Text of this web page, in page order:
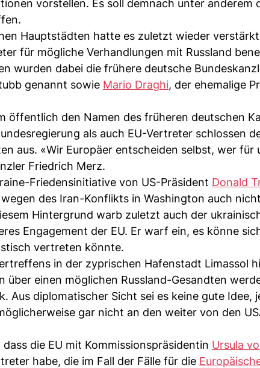
vorstellen. Es soll demnach unter anderem
Hauptstädten hatte es zuletzt wieder
für mögliche Verhandlungen mit Russland
wurden dabei die frühere deutsche
genannt sowie Mario Draghi, der ehemalige
öffentlich den Namen des früheren deutschen
als auch EU-Vertreter schlossen
aus. «Wir Europäer entscheiden selbst, wer für
Friedrich Merz.
Friedensinitiative von US-Präsident Donald
des Iran-Konflikts in Washington auch
Hintergrund warb zuletzt auch der
Engagement der EU. Er warf ein, es könne
vertreten könnte.
in der zyprischen Hafenstadt Limassol
über einen möglichen Russland-Gesandten
Aus diplomatischer Sicht sei es keine gute Idee,
gar nicht an den weiter von den
die EU mit Kommissionspräsidentin Ursula
habe, die im Fall der Fälle für die